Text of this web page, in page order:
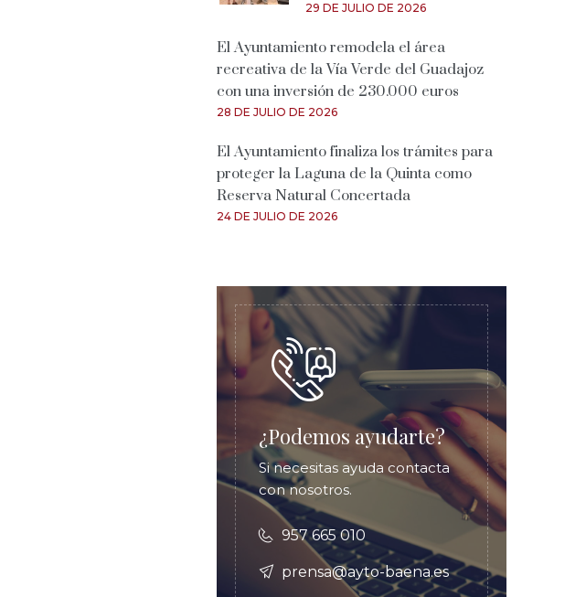
29 DE JULIO DE 2026
El Ayuntamiento remodela el área
recreativa de la Vía Verde del Guadajoz
con una inversión de 230.000 euros
28 DE JULIO DE 2026
El Ayuntamiento finaliza los trámites para
proteger la Laguna de la Quinta como
Reserva Natural Concertada
24 DE JULIO DE 2026
¿Podemos ayudarte?
Si necesitas ayuda contacta
con nosotros.
957 665 010
prensa@ayto-baena.es